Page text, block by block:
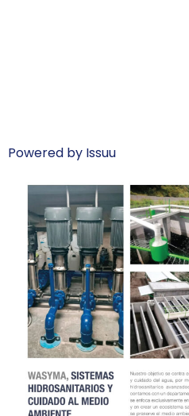
Powered by Issuu